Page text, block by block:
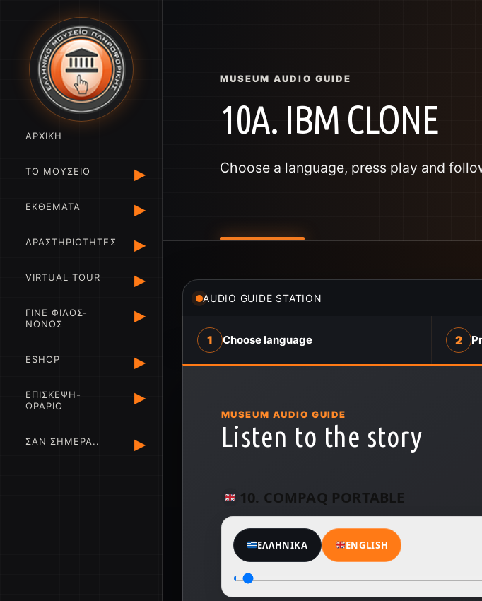
ΑΡΧΙΚΗ
ΤΟ ΜΟΥΣΕΙΟ ▸
ΕΚΘΕΜΑΤΑ ▸
ΔΡΑΣΤΗΡΙΟΤΗΤΕΣ ▸
VIRTUAL TOUR ▸
ΓΙΝΕ ΦΙΛΟΣ-
ΝΟΝΟΣ
▸
ESHOP ▸
ΕΠΙΣΚΕΨΗ-
ΩΡΑΡΙΟ
▸
ΣΑΝ ΣΗΜΕΡΑ.. ▸
MUSEUM AUDIO GUIDE
10A. IBM CLONE
Choose a language, press play and
AUDIO GUIDE STATION
1 Choose language 2
MUSEUM AUDIO GUIDE
Listen to the story
10. COMPAQ PORTABLE
ΕΛΛΗΝΙΚΆ ENGLISH